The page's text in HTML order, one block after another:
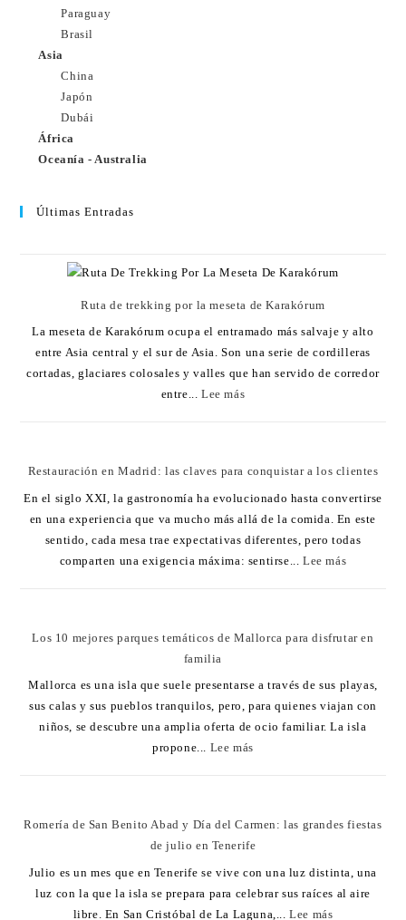
Paraguay
Brasil
Asia
China
Japón
Dubái
África
Oceanía - Australia
Últimas Entradas
Ruta de trekking por la meseta de Karakórum
La meseta de Karakórum ocupa el entramado más salvaje y alto
entre Asia central y el sur de Asia. Son una serie de cordilleras
cortadas, glaciares colosales y valles que han servido de corredor
entre...Lee más
Restauración en Madrid: las claves para conquistar a los clientes
En el siglo XXI, la gastronomía ha evolucionado hasta convertirse
en una experiencia que va mucho más allá de la comida. En este
sentido, cada mesa trae expectativas diferentes, pero todas
comparten una exigencia máxima: sentirse...Lee más
Los 10 mejores parques temáticos de Mallorca para disfrutar en
familia
Mallorca es una isla que suele presentarse a través de sus playas,
sus calas y sus pueblos tranquilos, pero, para quienes viajan con
niños, se descubre una amplia oferta de ocio familiar. La isla
propone... Lee más
Romería de San Benito Abad y Día del Carmen: las grandes fiestas
de julio en Tenerife
Julio es un mes que en Tenerife se vive con una luz distinta, una
luz con la que la isla se prepara para celebrar sus raíces al aire
libre. En San Cristóbal de La Laguna,...Lee más